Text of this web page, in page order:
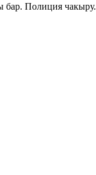
Полиция